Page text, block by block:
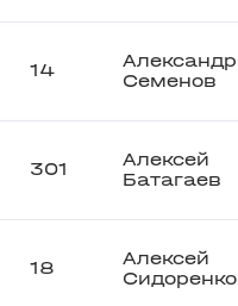
14
Александр
Семенов
301
Алексей
Батагаев
18
Алексей
Сидоренко